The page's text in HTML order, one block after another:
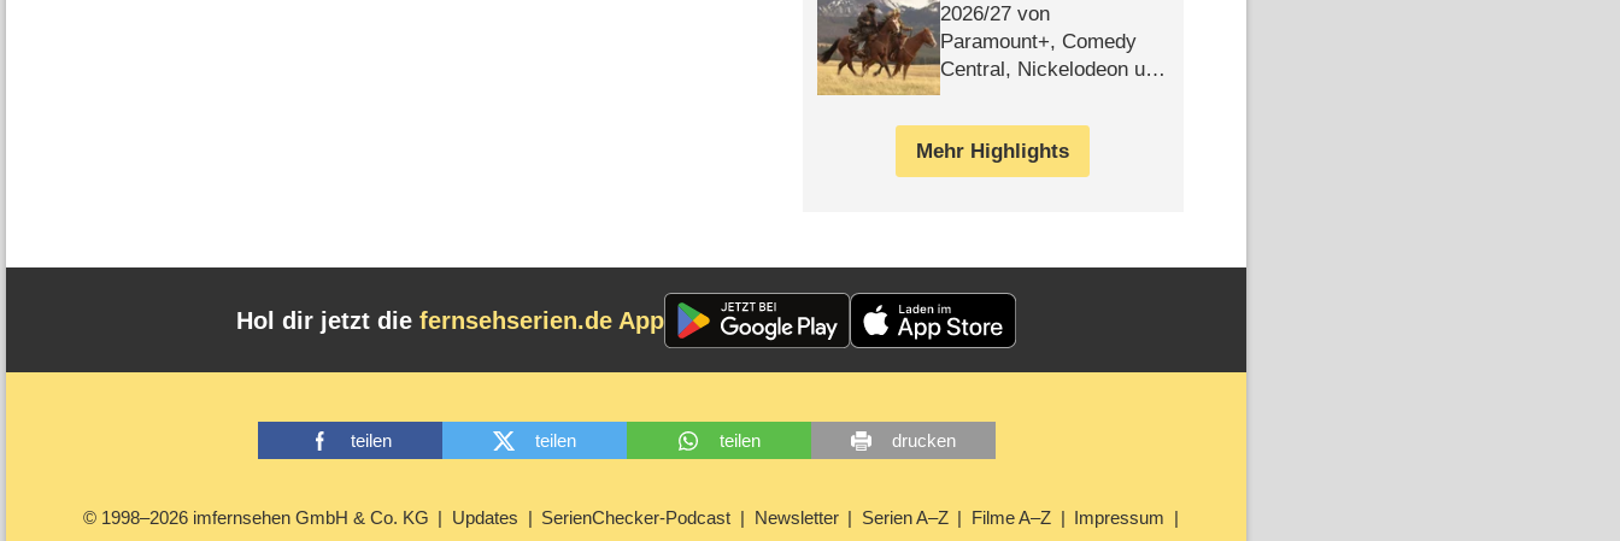
2026/​27 von
Paramount+, Comedy
Central, Nickelodeon und
Mehr Highlights
Hol dir jetzt die fernsehserien.de App
teilen teilen teilen drucken
© 1998–2026 imfernsehen GmbH & Co. KG Updates SerienChecker-Podcast Newsletter Serien A–Z Filme A–Z Impressum